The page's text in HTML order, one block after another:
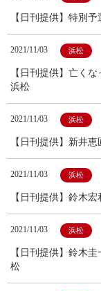
【日刊提供】特別
2021/11/03 浜松
【日刊提供】亡く
浜松
2021/11/03 浜松
【日刊提供】新井
2021/11/03 浜松
【日刊提供】鈴木
2021/11/03 浜松
【日刊提供】鈴木
松